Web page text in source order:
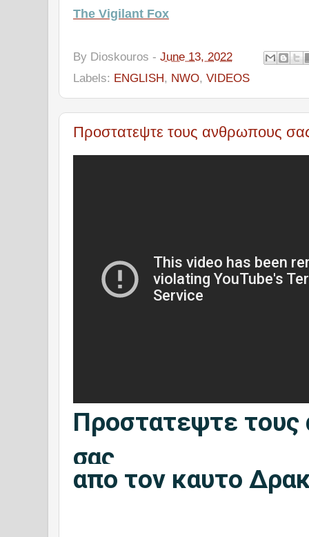
The Vigilant Fox
By Dioskouros - June 13, 2022
Labels: ENGLISH, NWO, VIDEOS
Προστατεψτε τους ανθρωπους
Προστατεψτε
σας
απο τον καυτο